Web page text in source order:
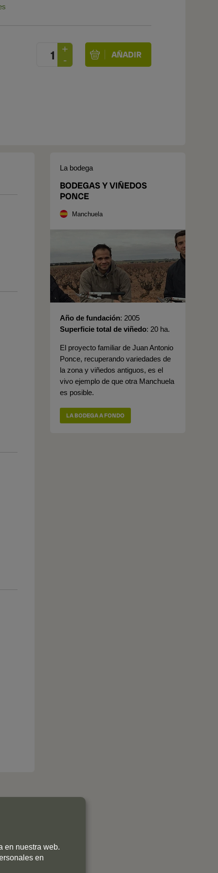
La bodega
BODEGAS Y VIÑEDOS
PONCE
Manchuela
Año de fundación 2005
Superficie total de viñedo 20 ha.
El proyecto familiar de Juan Antonio
Ponce, recuperando variedades de
la zona y viñedos antiguos, es el
vivo ejemplo de que otra Manchuela
es posible.
LA BODEGA A FONDO
en nuestra web.
en